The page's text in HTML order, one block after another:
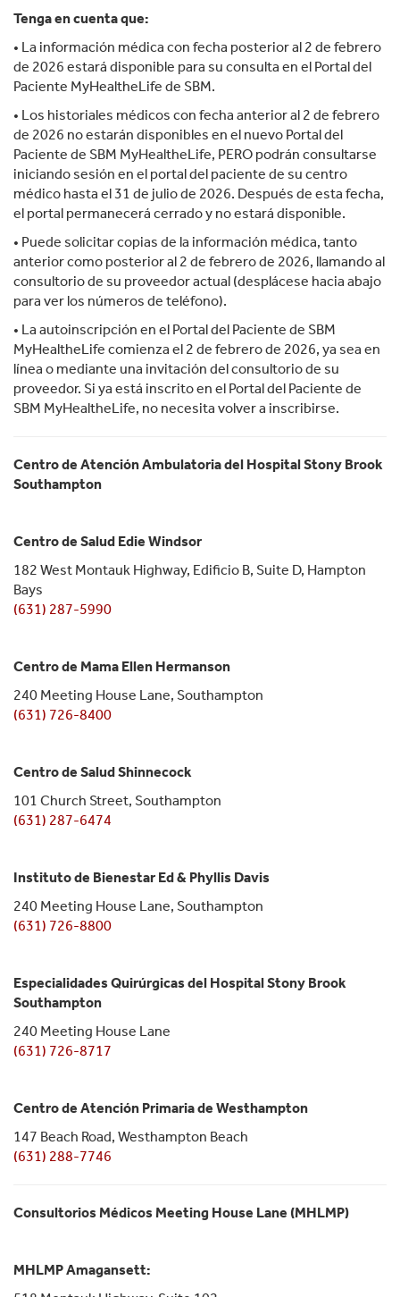
Tenga en cuenta que:
• La información médica con fecha posterior al 2 de febrero
de 2026 estará disponible para su consulta en el Portal del
Paciente MyHealtheLife de SBM.
• Los historiales médicos con fecha anterior al 2 de febrero
de 2026 no estarán disponibles en el nuevo Portal del
Paciente de SBM MyHealtheLife, PERO podrán consultarse
iniciando sesión en el portal del paciente de su centro
médico hasta el 31 de julio de 2026. Después de esta fecha,
el portal permanecerá cerrado y no estará disponible.
• Puede solicitar copias de la información médica, tanto
anterior como posterior al 2 de febrero de 2026, llamando al
consultorio de su proveedor actual (desplácese hacia abajo
para ver los números de teléfono).
• La autoinscripción en el Portal del Paciente de SBM
MyHealtheLife comienza el 2 de febrero de 2026, ya sea en
línea o mediante una invitación del consultorio de su
proveedor. Si ya está inscrito en el Portal del Paciente de
SBM MyHealtheLife, no necesita volver a inscribirse.
Centro de Atención Ambulatoria del Hospital Stony Brook
Southampton
Centro de Salud Edie Windsor
182 West Montauk Highway, Edificio B, Suite D, Hampton
Bays
(631) 287-5990
Centro de Mama Ellen Hermanson
240 Meeting House Lane, Southampton
(631) 726-8400
Centro de Salud Shinnecock
101 Church Street, Southampton
(631) 287-6474
Instituto de Bienestar Ed & Phyllis Davis
240 Meeting House Lane, Southampton
(631) 726-8800
Especialidades Quirúrgicas del Hospital Stony Brook
Southampton
240 Meeting House Lane
(631) 726-8717
Centro de Atención Primaria de Westhampton
147 Beach Road, Westhampton Beach
(631) 288-7746
Consultorios Médicos Meeting House Lane (MHLMP)
MHLMP Amagansett: